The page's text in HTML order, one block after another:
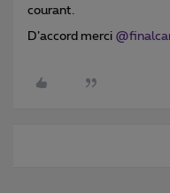
courant.
D’accord merci